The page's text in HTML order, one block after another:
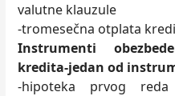
valutne klauzule
-tromesečna otplata
Instrumenti
kredita-jedan od
-hipoteka prvog